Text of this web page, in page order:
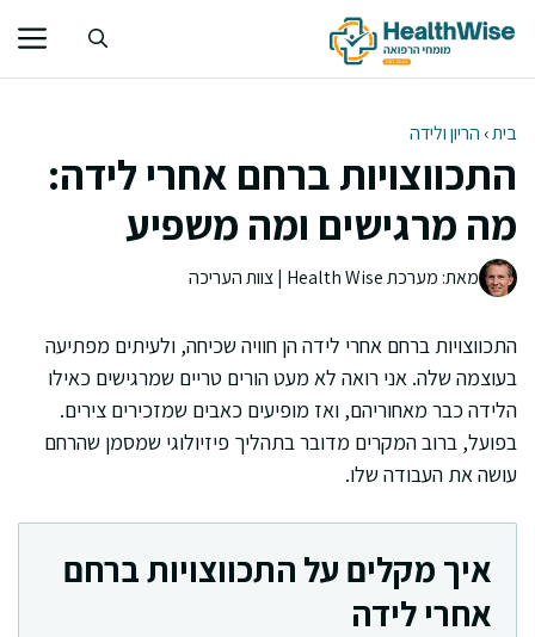
לתוכן
בית› הריון ולידה
התכווצויות ברחם אחרי לידה:
מה מרגישים ומה משפיע
מאת: מערכת Health Wise | צוות העריכה
התכווצויות ברחם אחרי לידה הן חוויה שכיחה, ולעיתים מפתיעה
בעוצמה שלה. אני רואה לא מעט הורים טריים שמרגישים כאילו
הלידה כבר מאחוריהם, ואז מופיעים כאבים שמזכירים צירים.
בפועל, ברוב המקרים מדובר בתהליך פיזיולוגי שמסמן שהרחם
עושה את העבודה שלו.
איך מקלים על התכווצויות ברחם
אחרי לידה